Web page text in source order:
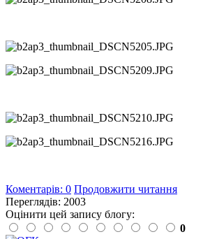
Коментарів: 0 Продовжити читання
Переглядів: 2003
Оцінити цей запису блогу:
0